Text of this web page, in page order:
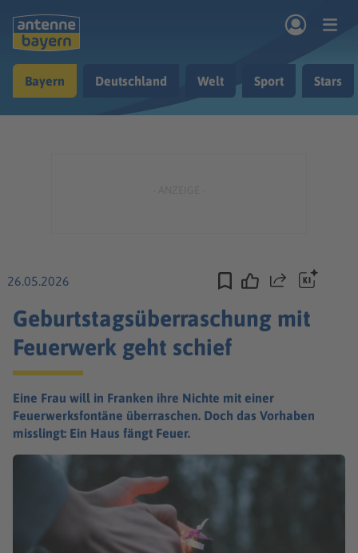
Musik & Radio
Bayern Deutschland Welt Sport Stars
26.05.2026 Teilen
Geburtstagsüberraschung mit
Feuerwerk geht schief
Eine Frau will in Franken ihre Nichte mit einer
Feuerwerksfontäne überraschen. Doch das Vorhaben
misslingt: Ein Haus fängt Feuer.